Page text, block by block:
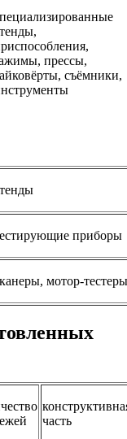
прессы,
съёмники,
приборы
мотор-тестеры
часть